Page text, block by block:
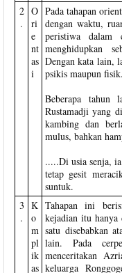
2
.
O
ri
e
nt
as
i
Pada tahapan
dengan waktu,
peristiwa dalam
menghidupkan
Dengan kata lain,
psikis maupun fisik.
Beberapa tahun
Rustamadji yang
kambing dan
mulus, bahkan
.....Di usia senja,
tetap gesit
suntuk.
3
.
K
o
m
pl
ik
as
Tahapan ini
kejadian itu hanya
satu disebabkan
lain. Pada
menceritakan
keluarga